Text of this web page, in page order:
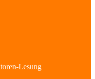
Lesung